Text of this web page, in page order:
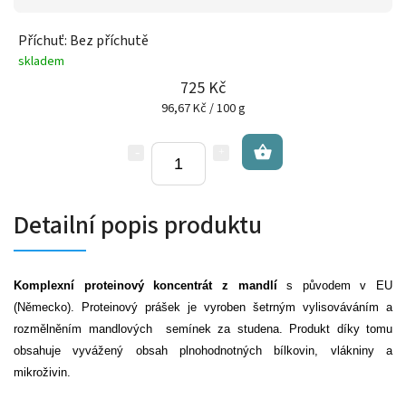
Příchuť: Bez příchutě
skladem
725 Kč
96,67 Kč / 100 g
Detailní popis produktu
Komplexní proteinový koncentrát z mandlís původem v EU
(Německo). Proteinový prášek je vyroben šetrným vylisováváním a
rozmělněním mandlových semínek za studena. Produkt díky tomu
obsahuje vyvážený obsah plnohodnotných bílkovin, vlákniny a
mikroživin.